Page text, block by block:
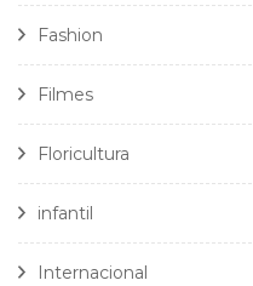
Fashion
Filmes
Floricultura
infantil
Internacional